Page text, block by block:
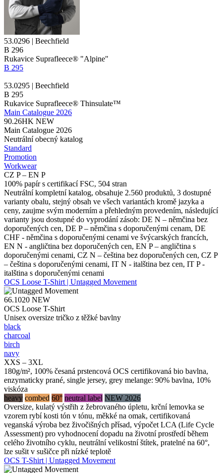
53.0296 | Beechfield
B 296
Rukavice Suprafleece® "Alpine"
B 295
53.0295 | Beechfield
B 295
Rukavice Suprafleece® Thinsulate™
Main Catalogue 2026
90.26HK NEW
Main Catalogue 2026
Neutrální obecný katalog
Standard
Promotion
Workwear
CZ P – EN P
100% papír s certifikací FSC, 504 stran
Neutrální kompletní katalog, obsahuje 2.560 produktů, 3 dostupné
varianty obalu, stejný obsah ve všech variantách kromě jazyka a
ceny, zaujme svým moderním a přehledným provedením, následující
varianty jsou dostupné do vyprodání zásob: DE N – němčina bez
doporučených cen, DE P – němčina s doporučenými cenam, DE
CHF - němčina s doporučenými cenami ve švýcarských francích,
EN N - angličtina bez doporučených cen, EN P – angličtina s
doporučenými cenami, CZ N – čeština bez doporučených cen, CZ P
– čeština s doporučenými cenami, IT N - italština bez cen, IT P -
italština s doporučenými cenami
OCS Loose T-Shirt | Untagged Movement
66.1020 NEW
OCS Loose T-Shirt
Unisex oversize tričko z těžké bavlny
black
charcoal
birch
navy
XXS – 3XL
180g/m², 100% česaná prstencová OCS certifikovaná bio bavlna,
enzymaticky prané, single jersey, grey melange: 90% bavlna, 10%
viskóza
heavy combed 60° neutral label NEW 2026
Oversize, kulatý výstřih z žebrovaného úpletu, krční lemovka se
vzorem rybí kosti tón v tónu, měkké na omak, certifikovaná
veganská výroba bez živočišných přísad, výpočet LCA (Life Cycle
Assessment) pro vyhodnocení dopadu na životní prostředí během
celého životního cyklu, neutrální velikostní štítek, pratelné na 60°,
lze sušit v sušičce při nízké teplotě
OCS T-Shirt | Untagged Movement